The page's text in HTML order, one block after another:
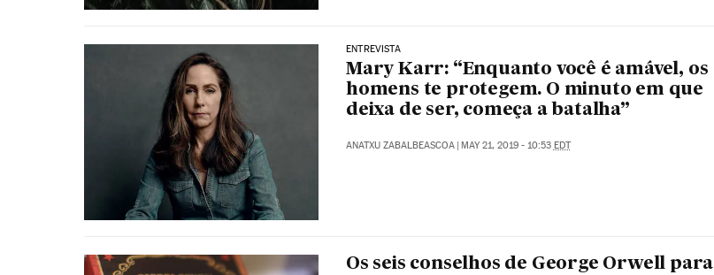
ENTREVISTA
Mary Karr: “Enquanto você é amável, os
homens te protegem. O minuto em que
deixa de ser, começa a batalha”
ANATXU ZABALBEASCOA | MAY 21, 2019 - 10:53 EDT
Os seis conselhos de George Orwell para